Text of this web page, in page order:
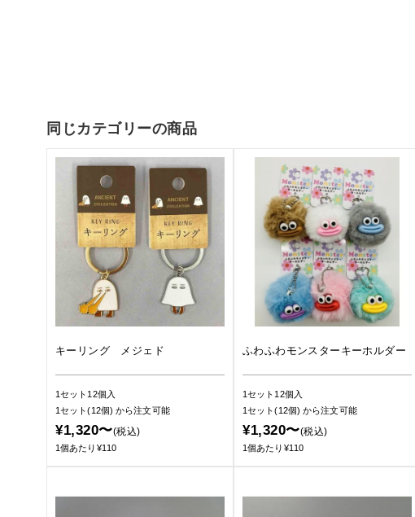
同じカテゴリーの商品
キーリング メジェド
1セット12個入
1セット(12個)から注文可能
¥1,320〜(税込)
1個あたり¥110
ふわふわモンスターキーホルダー
1セット12個入
1セット(12個)から注文可能
¥1,320〜(税込)
1個あたり¥110